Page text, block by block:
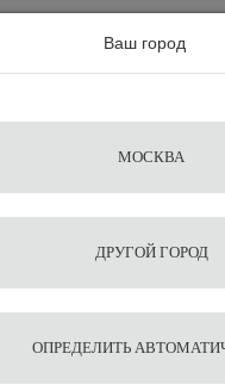
Ваш город
МОСКВА
ДРУГОЙ ГОРОД
ОПРЕДЕЛИТЬ